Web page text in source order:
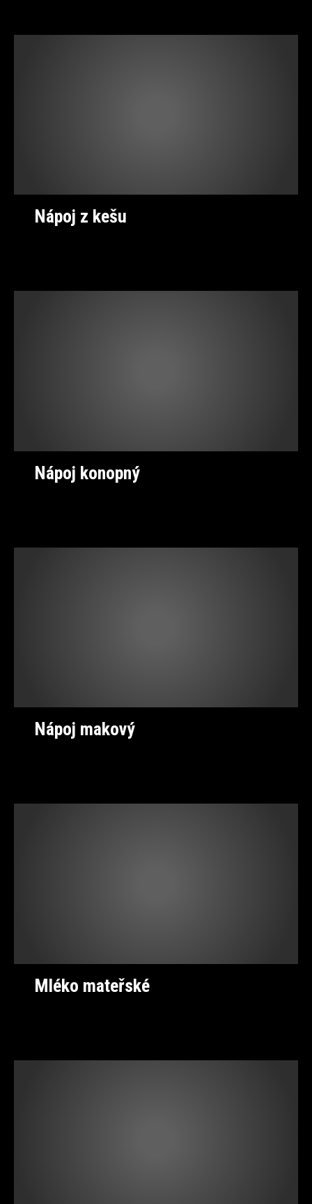
Nápoj z kešu
Nápoj konopný
Nápoj makový
Mléko mateřské